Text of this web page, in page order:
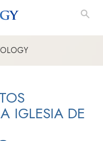
IGLESIA DE